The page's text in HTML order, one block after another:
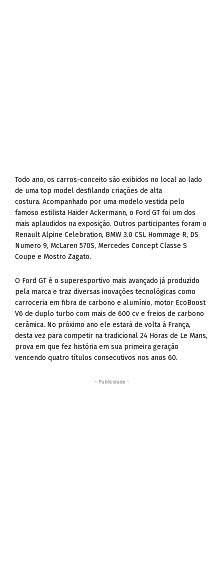
Todo ano, os carros-conceito são exibidos no local ao lado
de uma top model desfilando criações de alta
costura. Acompanhado por uma modelo vestida pelo
famoso estilista Haider Ackermann, o Ford GT foi um dos
mais aplaudidos na exposição. Outros participantes foram o
Renault Alpine Celebration, BMW 3.0 CSL Hommage R, DS
Numero 9, McLaren 570S, Mercedes Concept Classe S
Coupe e Mostro Zagato.
O Ford GT é o superesportivo mais avançado já produzido
pela marca e traz diversas inovações tecnológicas como
carroceria em fibra de carbono e alumínio, motor EcoBoost
V6 de duplo turbo com mais de 600 cv e freios de carbono
cerâmica. No próximo ano ele estará de volta à França,
desta vez para competir na tradicional 24 Horas de Le Mans,
prova em que fez história em sua primeira geração
vencendo quatro títulos consecutivos nos anos 60.
- Publicidade -